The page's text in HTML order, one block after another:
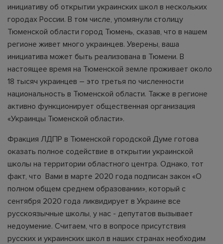
инициативу об открытии украинских школ в нескольких
городах России. В том числе, упомянули столицу
Тюменской области город Тюмень, сказав, что в нашем
регионе живет много украинцев. Уверены, ваша
инициатива может быть реализована в Тюмени. В
настоящее время на Тюменской земле проживает около
18 тысяч украинцев – это третья по численности
национальность в Тюменской области. Также в регионе
активно функционирует общественная организация
«Украинцы Тюменской области».
Фракция ЛДПР в Тюменской городской Думе готова
оказать полное содействие в открытии украинской
школы на территории областного центра. Однако, тот
факт, что Вами в марте 2020 года подписан закон «О
полном общем среднем образовании», который с
сентября 2020 года ликвидирует в Украине все
русскоязычные школы, у нас - депутатов вызывает
недоумение. Считаем, что в вопросе присутствия
русских и украинских школ в наших странах необходим